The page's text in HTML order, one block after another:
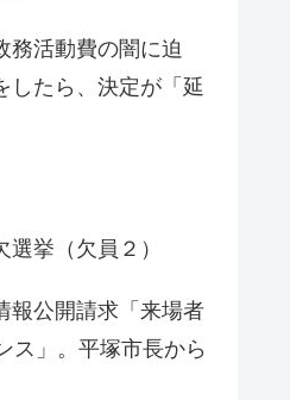
務活動費の闇に迫
したら、決定が「延
挙（欠員２）
報公開請求「来場者
ス」。平塚市長から